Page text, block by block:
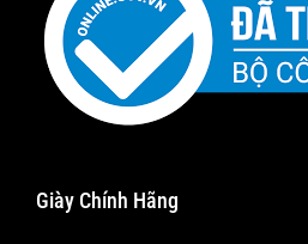
Giày Chính Hãng